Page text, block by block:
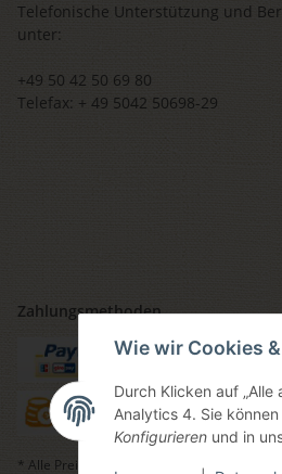
Wie wir Cookies
Durch Klicken auf
Analytics 4. Sie
Konfigurieren und in
Telefonische Unterstützung und
unter:
+49 50 42 50 69 80
Telefax: + 49 5042 50698-29
Zahlungsmethoden
* Alle Preise inkl. gesetzlicher USt., zzgl.